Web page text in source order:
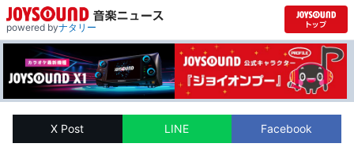
powered byナタリー
X Post LINE Facebook